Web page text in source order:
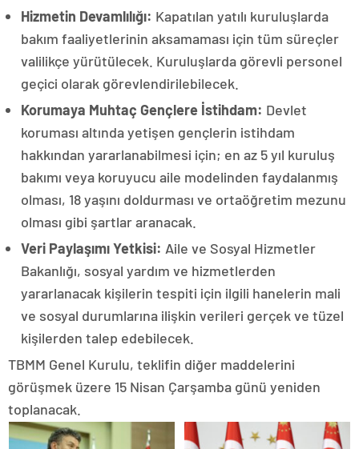
Hizmetin Devamlılığı: Kapatılan yatılı kuruluşlarda
bakım faaliyetlerinin aksamaması için tüm süreçler
valilikçe yürütülecek. Kuruluşlarda görevli personel
geçici olarak görevlendirilebilecek.
Korumaya Muhtaç Gençlere İstihdam: Devlet
koruması altında yetişen gençlerin istihdam
hakkından yararlanabilmesi için; en az 5 yıl kuruluş
bakımı veya koruyucu aile modelinden faydalanmış
olması, 18 yaşını doldurması ve ortaöğretim mezunu
olması gibi şartlar aranacak.
Veri Paylaşımı Yetkisi: Aile ve Sosyal Hizmetler
Bakanlığı, sosyal yardım ve hizmetlerden
yararlanacak kişilerin tespiti için ilgili hanelerin mali
ve sosyal durumlarına ilişkin verileri gerçek ve tüzel
kişilerden talep edebilecek.
TBMM Genel Kurulu, teklifin diğer maddelerini
görüşmek üzere 15 Nisan Çarşamba günü yeniden
toplanacak.